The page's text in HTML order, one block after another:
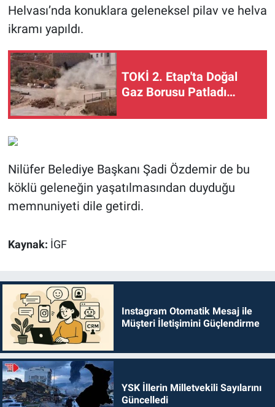
Helvası’nda konuklara geleneksel pilav ve helva
ikramı yapıldı.
TOKİ 2. Etap'ta Doğal
Gaz Borusu Patladı…
Nilüfer Belediye Başkanı Şadi Özdemir de bu
köklü geleneğin yaşatılmasından duyduğu
memnuniyeti dile getirdi.
Kaynak: İGF
Instagram Otomatik Mesaj ile
Müşteri İletişimini Güçlendirme
YSK İllerin Milletvekili Sayılarını
Güncelledi